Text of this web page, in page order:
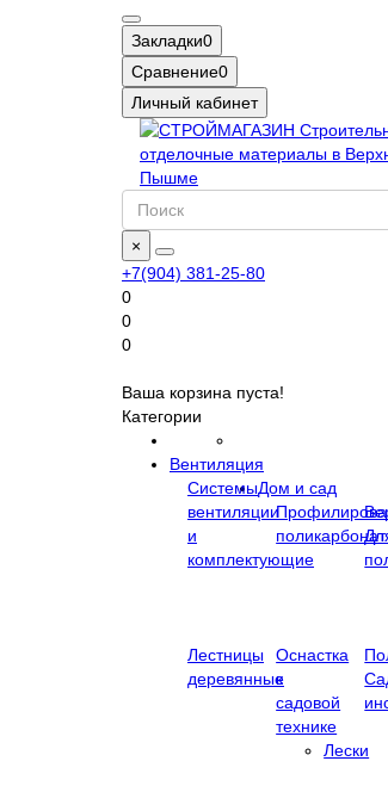
Закладки0
Сравнение0
Личный кабинет
×
+7(904) 381-25-80
0
0
0
Ваша корзина пуста!
Категории
Вентиляция
Системы
вентиляции
и
комплектующие
Дом и сад
поликарбонат
Лестницы
деревянные
Оснастка
к
садовой
технике
Лески